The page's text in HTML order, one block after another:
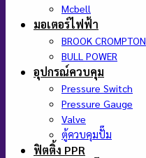
Mcbell
มอเตอร์ไฟฟ้า
BROOK CROMPTON
BULL POWER
อุปกรณ์ควบคุม
Pressure Switch
Pressure Gauge
Valve
ตู้ควบคุมปั๊ม
ฟิตติ้ง PPR